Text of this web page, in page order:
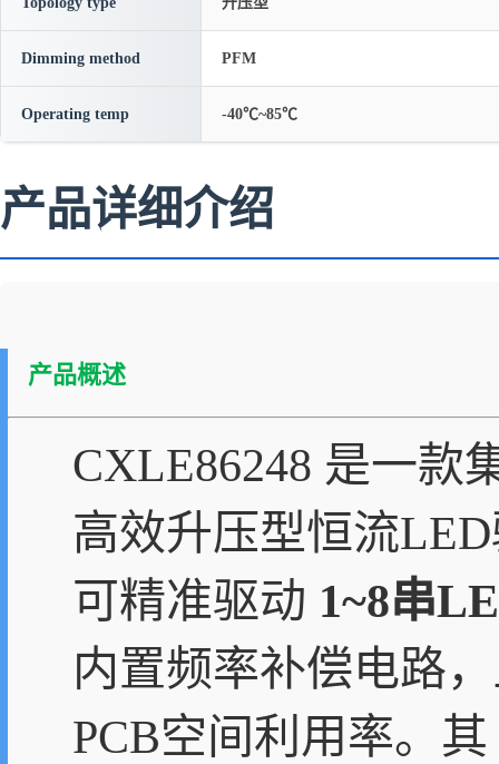
Dimming method PFM
Operating temp -40℃~85℃
产品详细介绍
产品概述
CXLE86248 是一款
高效升压型恒流
可精准驱动 1~8串
内置频率补偿电路
PCB空间利用率。其